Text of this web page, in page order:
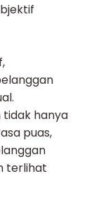
tidak hanya
puas,
terlihat